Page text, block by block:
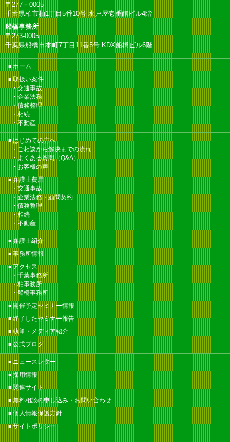
〒277－0005
千葉県柏市柏1丁目5番10号 水戸屋壱番館ビル4階
船橋事務所
〒273-0005
千葉県船橋市本町7丁目11番5号 KDX船橋ビル6階
ホーム
取扱い案件
交通事故
企業法務
債務整理
相続
不動産
はじめての方へ
ご相談から解決までの流れ
よくある質問（Q&A）
お客様の声
弁護士費用
交通事故
企業法務・顧問契約
債務整理
相続
不動産
弁護士紹介
事務所情報
アクセス
千葉事務所
柏事務所
船橋事務所
開催予定セミナー情報
終了したセミナー報告
執筆・メディア紹介
公式ブログ
ニュースレター
採用情報
関連サイト
無料相談の申し込み・お問い合わせ
個人情報保護方針
サイトポリシー